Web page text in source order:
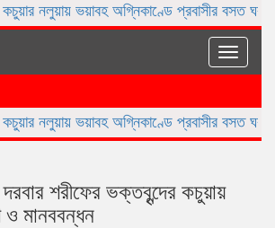
অগ্নিকাণ্ডে প্রবাসীর বসত ঘর পুড়ে
Toggle
অগ্নিকাণ্ডে প্রবাসীর বসত ঘর পুড়ে
শরীফের ভক্তবৃন্দের কচুয়ায়
ও মানববন্ধন